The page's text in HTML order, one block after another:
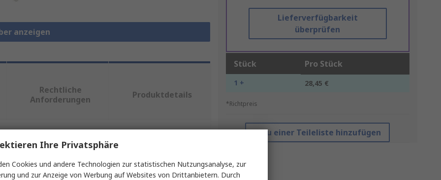
anzeigen
Lieferverfügbarkeit
überprüfen
Stück Pro Stück
1 + 28,45 €
*Richtpreis
Zu einer Teileliste hinzufügen
Rechtliche
Anforderungen
Produktdetails
oder mehrere Eigenschaften auswählen.
Wert
Ihre Privatsphäre
Cookies und andere Technologien zur statistischen Nutzungsanalyse, zur
und zur Anzeige von Werbung auf Websites von Drittanbietern. Durch